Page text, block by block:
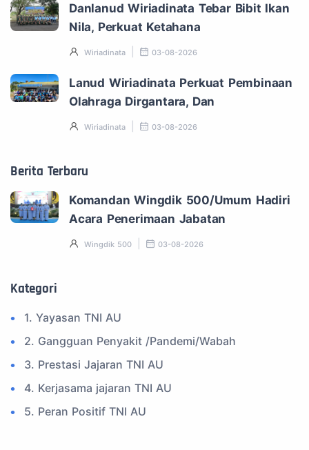
Danlanud Wiriadinata Tebar Bibit Ikan
Nila, Perkuat Ketahana
Wiriadinata 03-08-2026
Lanud Wiriadinata Perkuat Pembinaan
Olahraga Dirgantara, Dan
Wiriadinata 03-08-2026
Berita Terbaru
Komandan Wingdik 500/Umum Hadiri
Acara Penerimaan Jabatan
Wingdik 500 03-08-2026
Kategori
1. Yayasan TNI AU
2. Gangguan Penyakit /Pandemi/Wabah
3. Prestasi Jajaran TNI AU
4. Kerjasama jajaran TNI AU
5. Peran Positif TNI AU